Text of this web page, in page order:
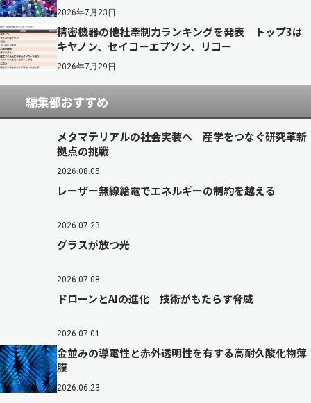
2026年7月23日
精密機器の他社牽制力ランキングを発表 トップ3は
キヤノン、セイコーエプソン、リコー
2026年7月29日
編集部おすすめ
メタマテリアルの社会実装へ 産学をつなぐ研究革新
拠点の挑戦
2026.08.05
レーザー無線給電でエネルギーの制約を越える
2026.07.23
グラスが放つ光
2026.07.08
ドローンとAIの進化 技術がもたらす脅威
2026.07.01
金並みの導電性と赤外透明性を有する高耐久酸化物薄
膜
2026.06.23